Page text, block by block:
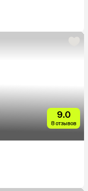
9.0
8 отзывов